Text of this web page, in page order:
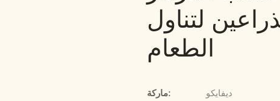
لتناول
الطعام
ماركة:
ديفايكو